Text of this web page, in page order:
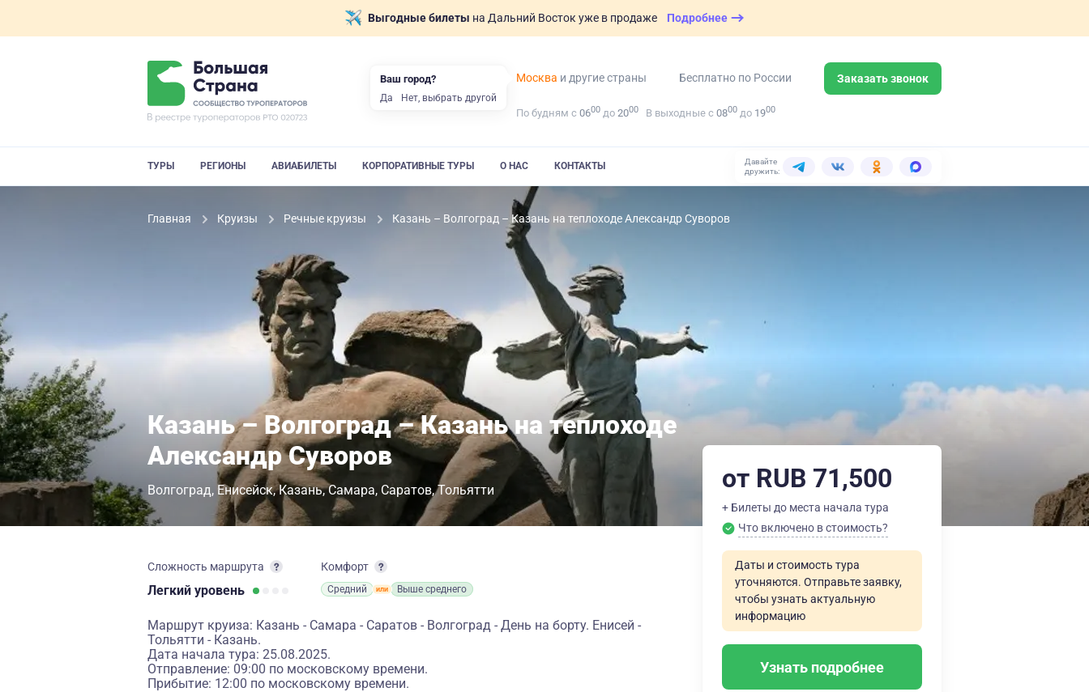
Выгодные билеты на Дальний Восток уже в продаже Подробнее
Москва и другие страны Бесплатно по России Заказать звонок
По будням с 0600 до 2000 В выходные с 0800 до 1900
ТУРЫ РЕГИОНЫ АВИАБИЛЕТЫ КОРПОРАТИВНЫЕ ТУРЫ О НАС КОНТАКТЫ
Давайте
дружить:
Главная Круизы Речные круизы Казань – Волгоград – Казань на теплоходе Александр Суворов
Казань – Волгоград – Казань на теплоходе
Александр Суворов
Волгоград Енисейск Казань Самара Саратов Тольятти
Сложность маршрута
Легкий уровень
Комфорт
Средний Выше среднего
Маршрут круиза: Казань - Самара - Саратов - Волгоград - День на борту. Енисей -
Тольятти - Казань.
Дата начала тура: 25.08.2025.
Отправление: 09:00 по московскому времени.
Прибытие: 12:00 по московскому времени.
от RUB 71,500
+ Билеты до места начала тура
Что включено в стоимость?
Даты и стоимость тура
уточняются. Отправьте заявку,
чтобы узнать актуальную
информацию
Узнать подробнее
Ваш город?
Да Нет, выбрать другой